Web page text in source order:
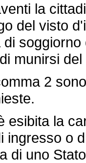
la
del visto
munirsi
2
la
ingresso o
di uno